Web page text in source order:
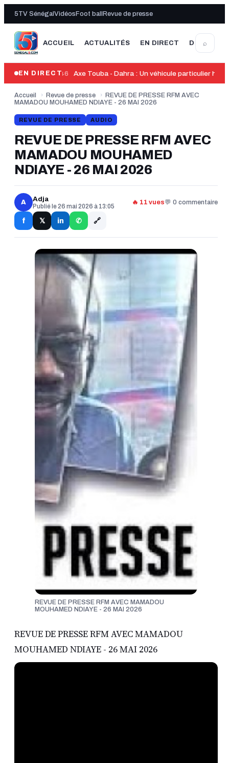
5TV Sénégal Vidéos Foot ball Revue de presse
ACCUEIL ACTUALITÉS EN DIRECT DERNIÈRE
⌕
EN DIRECT
13:46 Axe Touba - Dahra : Un véhicule particulier
Accueil › Revue de presse › REVUE DE PRESSE RFM AVEC
MAMADOU MOUHAMED NDIAYE - 26 MAI 2026
REVUE DE PRESSE AUDIO
REVUE DE PRESSE RFM AVEC
MAMADOU MOUHAMED
NDIAYE - 26 MAI 2026
A Adja
Publié le 26 mai 2026 à 13:05
🔥 11 vues💬 0 commentaire
f 𝕏 in ✆ 🔗
REVUE DE PRESSE RFM AVEC MAMADOU
MOUHAMED NDIAYE - 26 MAI 2026
REVUE DE PRESSE RFM AVEC MAMADOU
MOUHAMED NDIAYE - 26 MAI 2026